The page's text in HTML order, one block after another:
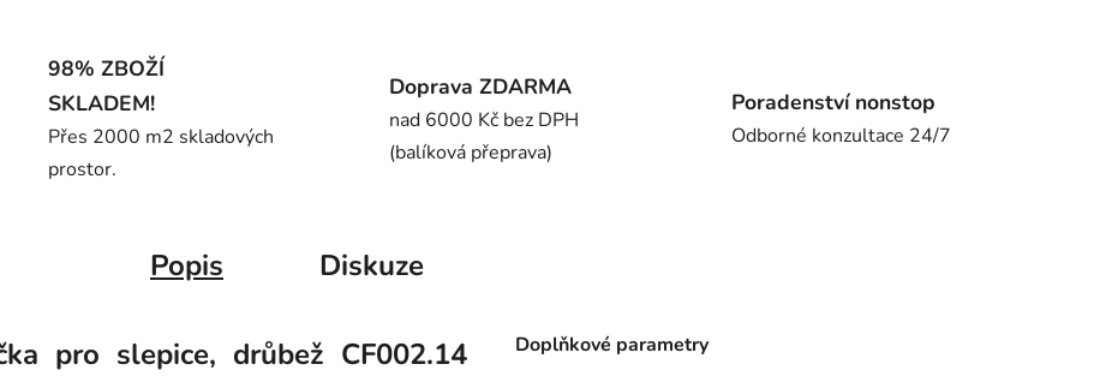
98% ZBOŽÍ
SKLADEM!
Přes 2000 m2 skladových
prostor.
Doprava ZDARMA
nad 6000 Kč bez DPH
(balíková přeprava)
Poradenství nonstop
Odborné konzultace 24/7
Popis Diskuze
pro slepice, drůbež CF002.14
Doplňkové parametry